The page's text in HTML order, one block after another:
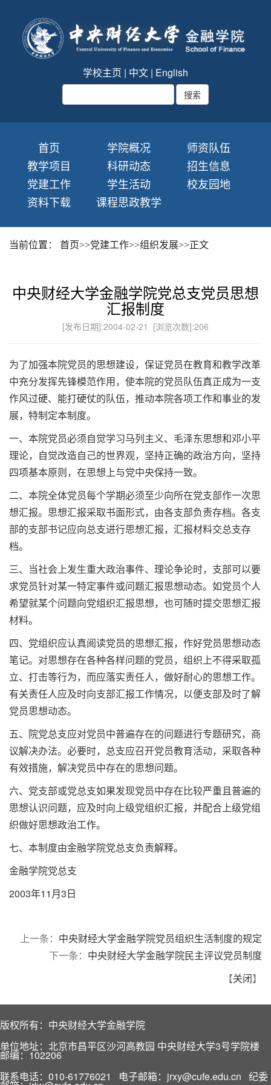
学校主页 | 中文 | English
首页 学院概况
师资队伍
教学项目
科研动态
招生信息
党建工作
学生活动
校友园地
资料下载
课程思政教学
当前位置： 首页>>党建工作>>组织发展>>正文
中央财经大学金融学院党总支党员思想
汇报制度
[发布日期]:2004-02-21 [浏览次数]:206
为了加强本院党员的思想建设，保证党员在教育和教学改革
中充分发挥先锋模范作用，使本院的党员队伍真正成为一支
作风过硬、能打硬仗的队伍，推动本院各项工作和事业的发
展，特制定本制度。
一、本院党员必须自觉学习马列主义、毛泽东思想和邓小平
理论，自觉改造自己的世界观，坚持正确的政治方向，坚持
四项基本原则，在思想上与党中央保持一致。
二、本院全体党员每个学期必须至少向所在党支部作一次思
想汇报。思想汇报采取书面形式，由各支部负责存档。各支
部的支部书记应向总支进行思想汇报，汇报材料交总支存
档。
三、当社会上发生重大政治事件、理论争论时，支部可以要
求党员针对某一特定事件或问题汇报思想动态。如党员个人
希望就某个问题向党组织汇报思想，也可随时提交思想汇报
材料。
四、党组织应认真阅读党员的思想汇报，作好党员思想动态
笔记。对思想存在各种各样问题的党员，组织上不得采取孤
立、打击等行为，而应落实责任人，做好耐心的思想工作。
有关责任人应及时向支部汇报工作情况，以便支部及时了解
党员思想动态。
五、院党总支应对党员中普遍存在的问题进行专题研究，商
议解决办法。必要时，总支应召开党员教育活动，采取各种
有效措施，解决党员中存在的思想问题。
六、党支部或党总支如果发现党员中存在比较严重且普遍的
思想认识问题，应及时向上级党组织汇报，并配合上级党组
织做好思想政治工作。
七、本制度由金融学院党总支负责解释。
金融学院党总支
2003年11月3日
上一条： 中央财经大学金融学院党员组织生活制度的规定
下一条： 中央财经大学金融学院民主评议党员制度
【关闭】
版权所有：中央财经大学金融学院
单位地址：北京市昌平区沙河高教园 中央财经大学3号学院楼
邮编：102206
联系电话：010-61776021 电子邮箱：jrxy@cufe.edu.cn 纪委